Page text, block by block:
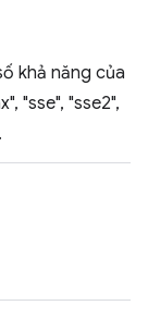
khả năng của
"sse", "sse2",